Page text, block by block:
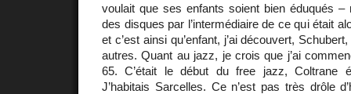
voulait que ses enfants soient bien éduqués –
des disques par l’intermédiaire de ce qui était
et c’est ainsi qu’enfant, j’ai découvert,
autres. Quant au jazz, je crois que j’ai
65. C’était le début du free jazz, Coltrane
J’habitais Sarcelles. Ce n’est pas très drôle